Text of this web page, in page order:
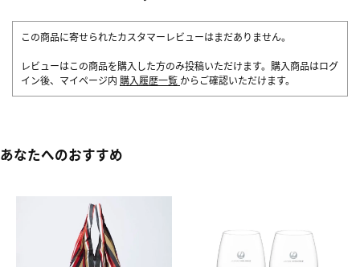
この商品に寄せられたカスタマーレビューはまだありません。
レビューはこの商品を購入した方のみ投稿いただけます。購入商品はログ
イン後、マイページ内 購入履歴一覧 からご確認いただけます。
あなたへのおすすめ